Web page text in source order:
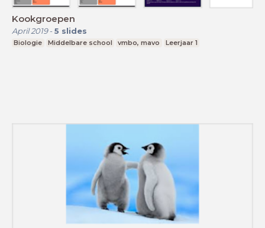
Kookgroepen
April 2019- 5 slides
Biologie Middelbare school vmbo, mavo Leerjaar 1